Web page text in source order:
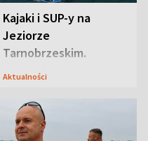
Kajaki i SUP-y na
Jeziorze
Tarnobrzeskim.
Przyrodnicy zwracają
Aktualności